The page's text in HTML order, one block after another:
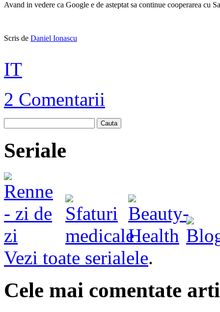
Avand in vedere ca Google e de asteptat sa continue cooperarea cu
Scris de Daniel Ionascu
IT
2 Comentarii
Cauta
Seriale
Vezi toate serialele.
Cele mai comentate